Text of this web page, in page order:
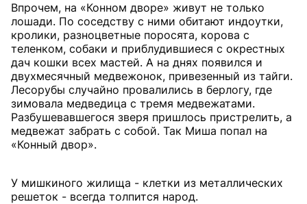
Впрочем, на «Конном дворе» живут не только
лошади. По соседству с ними обитают индоутки,
кролики, разноцветные поросята, корова с
теленком, собаки и приблудившиеся с окрестных
дач кошки всех мастей. А на днях появился и
двухмесячный медвежонок, привезенный из тайги.
Лесорубы случайно провалились в берлогу, где
зимовала медведица с тремя медвежатами.
Разбушевавшегося зверя пришлось пристрелить, а
медвежат забрать с собой. Так Миша попал на
«Конный двор».
У мишкиного жилища - клетки из металлических
решеток - всегда толпится народ.